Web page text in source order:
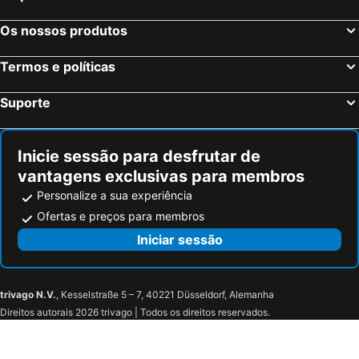
Hampton by Hilton Birmingham Jewellery Quarter
Premier Inn Coventry City - Earlsdon Park
Holiday Inn Birmingham City Centre By Ihg
Hilton Garden Inn Birmingham Airport Uk
Hilton Birmingham Metropole
Clayton Hotel Birmingham
Radisson Blu Hotel, Birmingham
Staybridge Suites Birmingham By Ihg
Premier Inn Birmingham City Centre Bridge Street hotel
Voco St. Johns Solihull By Ihg Crowne Plaza Solihull, an IHG Hotel
Travelodge Solihull
The Regency Hotel Solihull
Travelodge Birmingham Sheldon
Arden Hotel And Leisure Club
Os nossos produtos
Termos e políticas
Suporte
Inicie sessão para desfrutar de
vantagens exclusivas para membros
Personalize a sua experiência
Ofertas e preços para membros
Iniciar sessão
trivago N.V., Kesselstraße 5 – 7, 40221 Düsseldorf, Alemanha
Direitos autorais 2026 trivago | Todos os direitos reservados.